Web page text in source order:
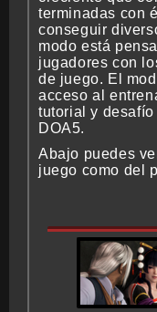
terminadas con
conseguir
modo está
jugadores con
de juego. El
acceso al
tutorial y
DOA5.
Abajo puedes
juego como del